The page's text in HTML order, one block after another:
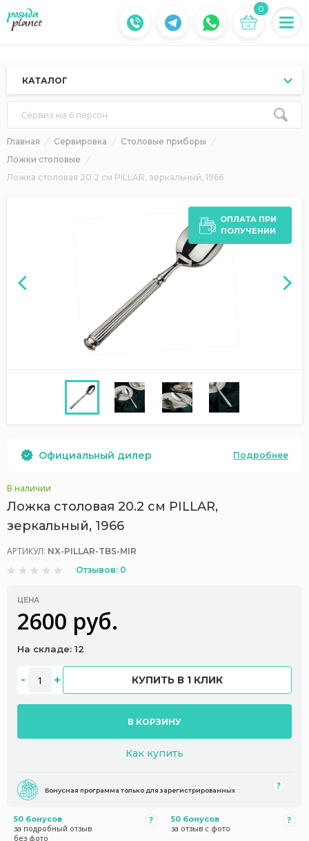
0
КАТАЛОГ
Сервиз на 6 персон
Главная Сервировка
Столовые приборы
Ложки столовые
Ложка столовая 20.2 см PILLAR, зеркальный, 1966
ОПЛАТА ПРИ
ПОЛУЧЕНИИ
Официальный дилер Подробнее
В наличии
Ложка столовая 20.2 см PILLAR,
зеркальный, 1966
АРТИКУЛ: NX-PILLAR-TBS-MIR
Отзывов: 0
ЦЕНА
2600 руб.
На складе: 12
КУПИТЬ В 1 КЛИК
В КОРЗИНУ
Как купить
Бонусная программа только для зарегистрированных
50 бонусов
за подробный отзыв
без фото
50 бонусов
за отзыв с фото